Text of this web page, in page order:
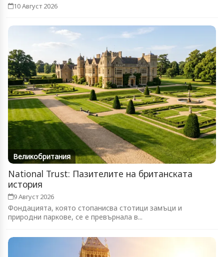
10 Август 2026
Великобритания
National Trust: Пазителите на британската
история
9 Август 2026
Фондацията, която стопанисва стотици замъци и
природни паркове, се е превърнала в...